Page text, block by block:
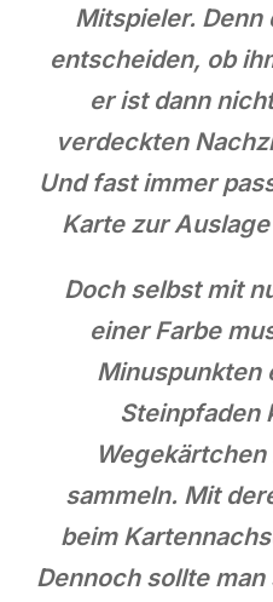
Mitspieler. Denn
entscheiden, ob
er ist dann
verdeckten
Und fast immer
Karte zur
Doch selbst mit
einer Farbe
Minuspunkten
Steinpfaden
sammeln. Mit
beim
Dennoch sollte